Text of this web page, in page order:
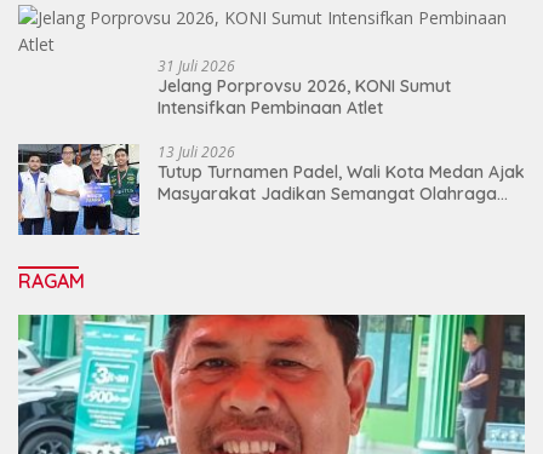
31 Juli 2026
Jelang Porprovsu 2026, KONI Sumut
Intensifkan Pembinaan Atlet
13 Juli 2026
Tutup Turnamen Padel, Wali Kota Medan Ajak
Masyarakat Jadikan Semangat Olahraga
RAGAM